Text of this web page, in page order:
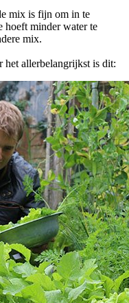
mix is fijn om in te
hoeft minder water te
mix.
het allerbelangrijkst is dit: